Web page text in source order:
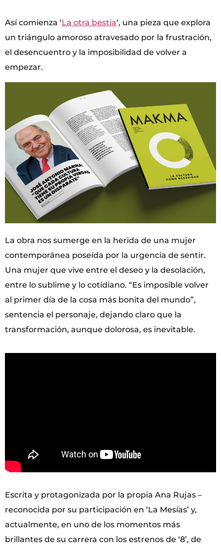
Así comienza ‘La otra bestia‘, una pieza que explora
un triángulo amoroso atravesado por la frustración,
el desencuentro y la imposibilidad de volver a
empezar.
La obra nos sumerge en la herida de una mujer
contemporánea poseída por la urgencia de sentir.
Una mujer que vive entre el deseo y la desolación,
entre lo sublime y lo cotidiano. “Es imposible volver
al primer día de la cosa más bonita del mundo”,
sentencia el personaje, dejando claro que la
transformación, aunque dolorosa, es inevitable.
Escrita y protagonizada por la propia Ana Rujas –
reconocida por su participación en ‘La Mesías’ y,
actualmente, en uno de los momentos más
brillantes de su carrera con los estrenos de ‘8’, de